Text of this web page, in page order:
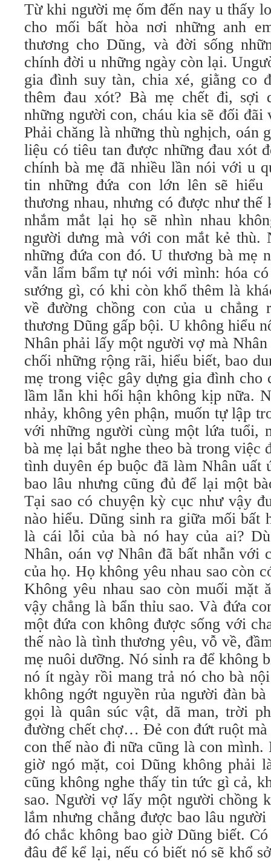
Từ khi người mẹ ốm đến nay u thấy
cho mối bất hòa nơi những anh
thương cho Dũng, và đời sống
chính đời u những ngày còn lại.
gia đình suy tàn, chia xé, giằng co
thêm đau xót? Bà mẹ chết đi, sợi
những người con, cháu kia sẽ đối đãi
Phải chăng là những thù nghịch, oán
liệu có tiêu tan được những đau xót
chính bà mẹ đã nhiều lần nói với u
tin những đứa con lớn lên sẽ hiểu
thương nhau, nhưng có được như thế
nhắm mắt lại họ sẽ nhìn nhau
người dưng mà với con mắt kẻ thù.
những đứa con đó. U thương bà mẹ
vẫn lẩm bẩm tự nói với mình: hóa
sướng gì, có khi còn khổ thêm là
về đường chồng con của u
thương Dũng gấp bội. U không hiểu
Nhân phải lấy một người vợ mà
chối những rộng rãi, hiểu biết, bao
mẹ trong việc gây dựng gia đình cho
lầm lẫn khi hối hận không kịp nữa.
nhảy, không yên phận, muốn tự lập
với những người cùng một lứa tuổi,
bà mẹ lại bắt nghe theo bà trong việc
tình duyên ép buộc đã làm Nhân uất
bao lâu nhưng cũng đủ để lại một
Tại sao có chuyện kỳ cục như vậy
nào hiểu. Dũng sinh ra giữa mối bất
là cái lỗi của bà nó hay của ai?
Nhân, oán vợ Nhân đã bất nhẫn với
của họ. Họ không yêu nhau sao còn
Không yêu nhau sao còn muối mặt
vậy chẳng là bẩn thỉu sao. Và đứa
một đứa con không được sống với
thế nào là tình thương yêu, vỗ về,
mẹ nuôi dưỡng. Nó sinh ra để không
nó ít ngày rồi mang trả nó cho bà
không ngớt nguyền rủa người đàn
gọi là quân súc vật, dã man, trời
đường chết chợ… Đẻ con đứt ruột mà
con thế nào đi nữa cũng là con mình.
giờ ngó mặt, coi Dũng không phải
cũng không nghe thấy tin tức gì cả,
sao. Người vợ lấy một người chồng
lắm nhưng chẳng được bao lâu
đó chắc không bao giờ Dũng biết.
đâu để kể lại, nếu có biết nó sẽ khổ